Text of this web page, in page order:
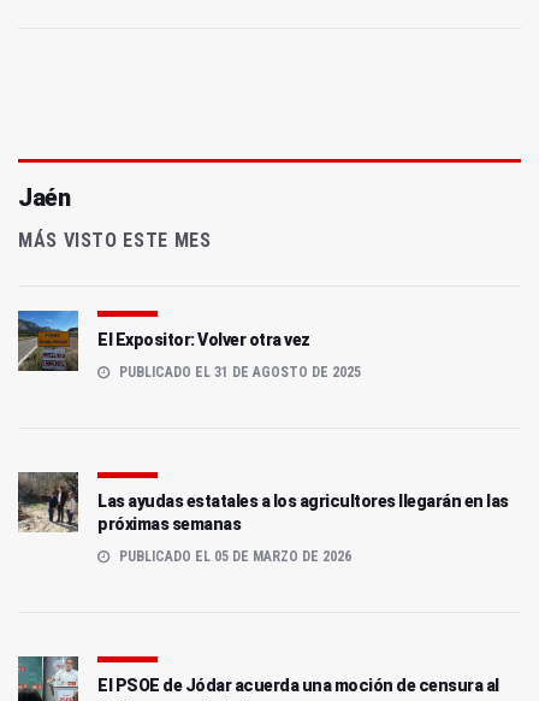
Jaén
MÁS VISTO ESTE MES
El Expositor: Volver otra vez
PUBLICADO EL 31 DE AGOSTO DE 2025
Las ayudas estatales a los agricultores llegarán en las
próximas semanas
PUBLICADO EL 05 DE MARZO DE 2026
El PSOE de Jódar acuerda una moción de censura al